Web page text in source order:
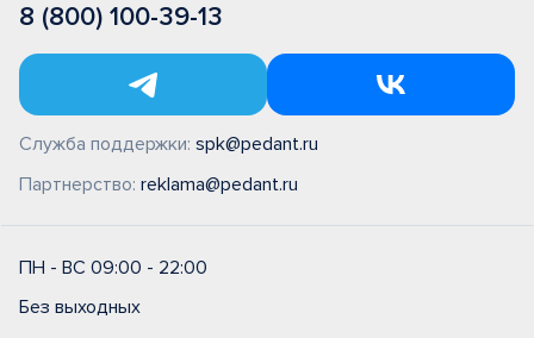
8 (800) 100-39-13
Служба поддержки: spk@pedant.ru
Партнерство: reklama@pedant.ru
ПН - ВС 09:00 - 22:00
Без выходных